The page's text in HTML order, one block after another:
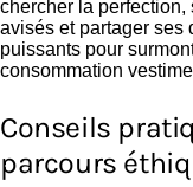
chercher la perfection,
avisés et partager ses
puissants pour
consommation
Conseils
parcours